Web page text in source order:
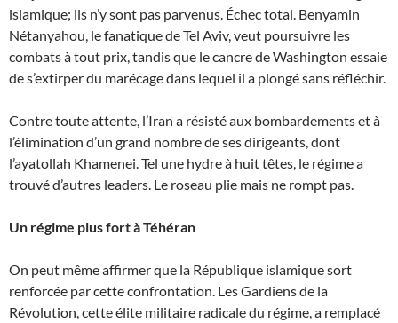
islamique; ils n’y sont pas parvenus. Échec total. Benyamin
Nétanyahou, le fanatique de Tel Aviv, veut poursuivre les
combats à tout prix, tandis que le cancre de Washington essaie
de s’extirper du marécage dans lequel il a plongé sans réfléchir.
Contre toute attente, l’Iran a résisté aux bombardements et à
l’élimination d’un grand nombre de ses dirigeants, dont
l’ayatollah Khamenei. Tel une hydre à huit têtes, le régime a
trouvé d’autres leaders. Le roseau plie mais ne rompt pas.
Un régime plus fort à Téhéran
On peut même affirmer que la République islamique sort
renforcée par cette confrontation. Les Gardiens de la
Révolution, cette élite militaire radicale du régime, a remplacé